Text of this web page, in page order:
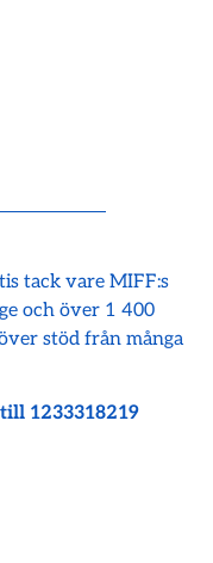
tack vare MIFF:s
och över 1 400
stöd från många
1233318219